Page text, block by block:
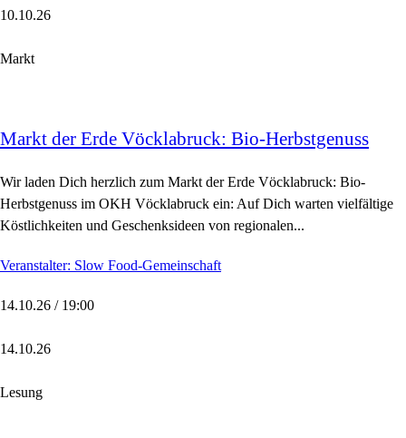
10.10.26
Markt
Markt der Erde Vöcklabruck: Bio-Herbstgenuss
Wir laden Dich herzlich zum Markt der Erde Vöcklabruck: Bio-
Herbstgenuss im OKH Vöcklabruck ein: Auf Dich warten vielfältige
Köstlichkeiten und Geschenksideen von regionalen...
Veranstalter: Slow Food-Gemeinschaft
14.10.26 / 19:00
14.10.26
Lesung